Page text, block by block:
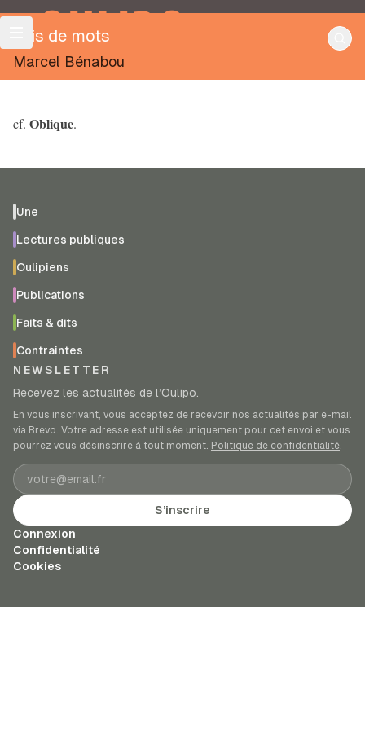
OULIPO
Bris de mots
Marcel Bénabou
cf. Oblique.
Une
Lectures publiques
Oulipiens
Publications
Faits & dits
Contraintes
NEWSLETTER
Recevez les actualités de l’Oulipo.
En vous inscrivant, vous acceptez de recevoir nos actualités par e-mail
via Brevo. Votre adresse est utilisée uniquement pour cet envoi et vous
pourrez vous désinscrire à tout moment. Politique de confidentialité.
Adresse e-mail
S’inscrire
Connexion
Confidentialité
Cookies